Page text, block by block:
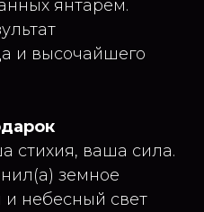
янтарем.
и высочайшего
стихия, ваша сила.
земное
и небесный свет